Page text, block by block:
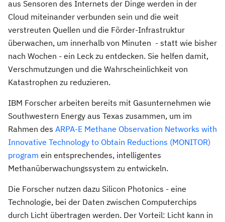
aus Sensoren des Internets der Dinge werden in der
Cloud miteinander verbunden sein und die weit
verstreuten Quellen und die Förder-Infrastruktur
überwachen, um innerhalb von Minuten - statt wie bisher
nach Wochen - ein Leck zu entdecken. Sie helfen damit,
Verschmutzungen und die Wahrscheinlichkeit von
Katastrophen zu reduzieren.
IBM Forscher arbeiten bereits mit Gasunternehmen wie
Southwestern Energy aus Texas zusammen, um im
Rahmen des ARPA-E Methane Observation Networks with
Innovative Technology to Obtain Reductions (MONITOR)
program ein entsprechendes, intelligentes
Methanüberwachungssystem zu entwickeln.
Die Forscher nutzen dazu Silicon Photonics - eine
Technologie, bei der Daten zwischen Computerchips
durch Licht übertragen werden. Der Vorteil: Licht kann in